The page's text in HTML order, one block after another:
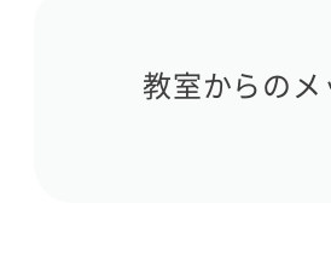
教室からのメ